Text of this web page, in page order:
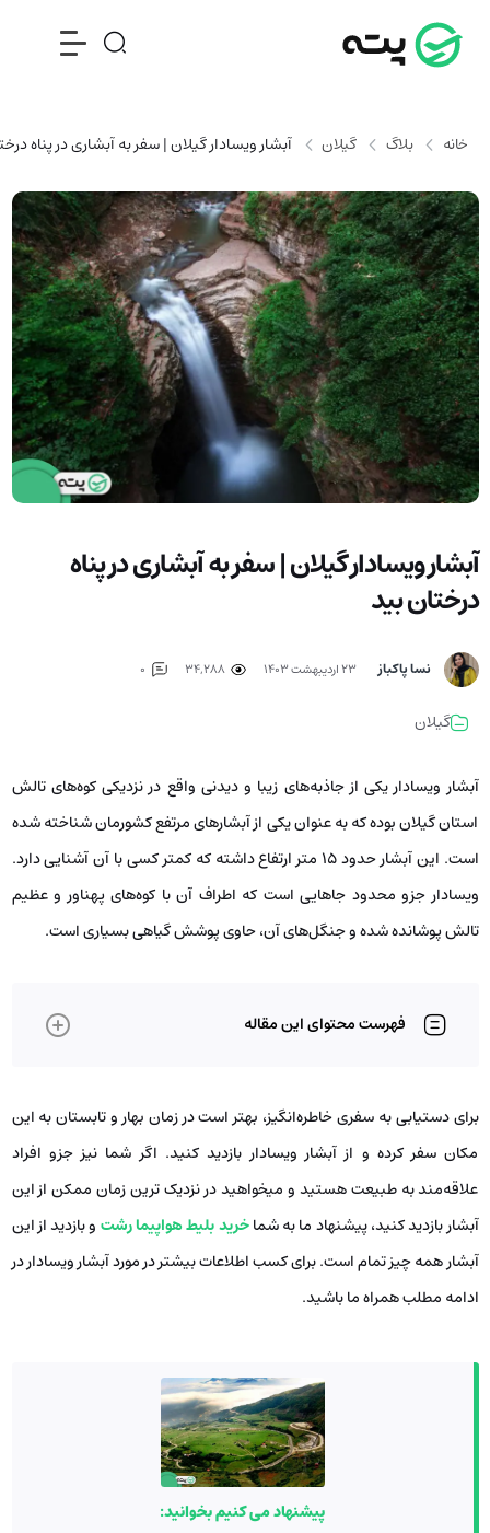
خانه بلاگ گیلان آبشار ویسادار گیلان | سفر به آبشاری در پناه
آبشار ویسادار گیلان | سفر به آبشاری در پناه
درختان بید
نسا پاکباز ۲۳ اردیبهشت ۱۴۰۳ 34,288
گیلان
آبشار ویسادار یکی از جاذبه‌های زیبا و دیدنی واقع در نزدیکی کوه‌های تالش
استان گیلان بوده که به‌ عنوان یکی از آبشارهای مرتفع کشورمان شناخته شده
است. این آبشار حدود 15 متر ارتفاع داشته که کمتر کسی با آن آشنایی دارد.
ویسادار جزو محدود جاهایی است که اطراف آن با کوه‌های پهناور و عظیم
تالش پوشانده شده و جنگل‌های آن، حاوی پوشش گیاهی بسیاری است.
فهرست محتوای این مقاله
برای دستیابی به سفری خاطره‌انگیز، بهتر است در زمان بهار و تابستان به این
مکان سفر کرده و از آبشار ویسادار بازدید کنید. اگر شما نیز جزو افراد
علاقه‌مند به طبیعت هستید و میخواهید در نزدیک ترین زمان ممکن از این
آبشار بازدید کنید، پیشنهاد ما به شماخرید بلیط هواپیما رشت و بازدید از این
آبشار همه‌ چیز تمام است. برای کسب اطلاعات بیشتر در مورد آبشار ویسادار در
ادامه مطلب همراه ما باشید.
پیشنهاد می کنیم بخوانید: